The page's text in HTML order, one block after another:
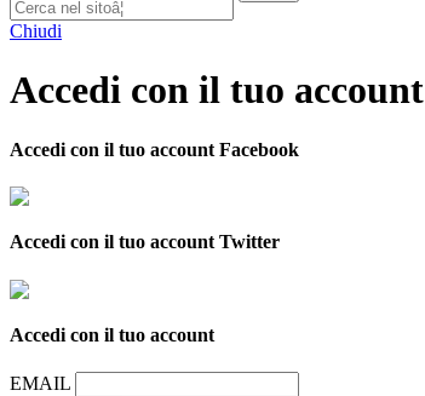
Chiudi
Accedi con il tuo account
Accedi con il tuo account Facebook
Accedi con il tuo account Twitter
Accedi con il tuo account
EMAIL